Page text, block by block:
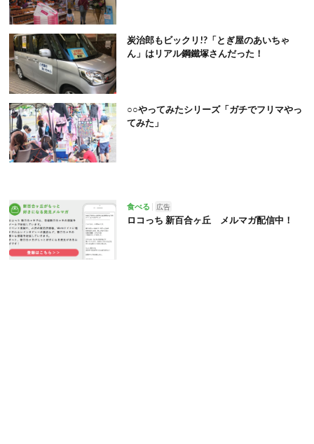
炭治郎もビックリ!?「とぎ屋のあいちゃ
ん」はリアル鋼鐵塚さんだった！
○○やってみたシリーズ「ガチでフリマやっ
てみた」
食べる 広告
ロコっち 新百合ヶ丘 メルマガ配信中！